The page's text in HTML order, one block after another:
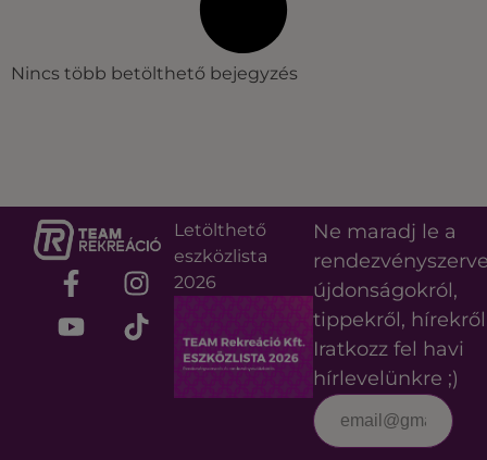
Nincs több betölthető bejegyzés
Letölthető
eszközlista
2026
Ne maradj le a
újdonságokról,
tippekről,
Iratkozz fel havi
hírlevelünkre ;)